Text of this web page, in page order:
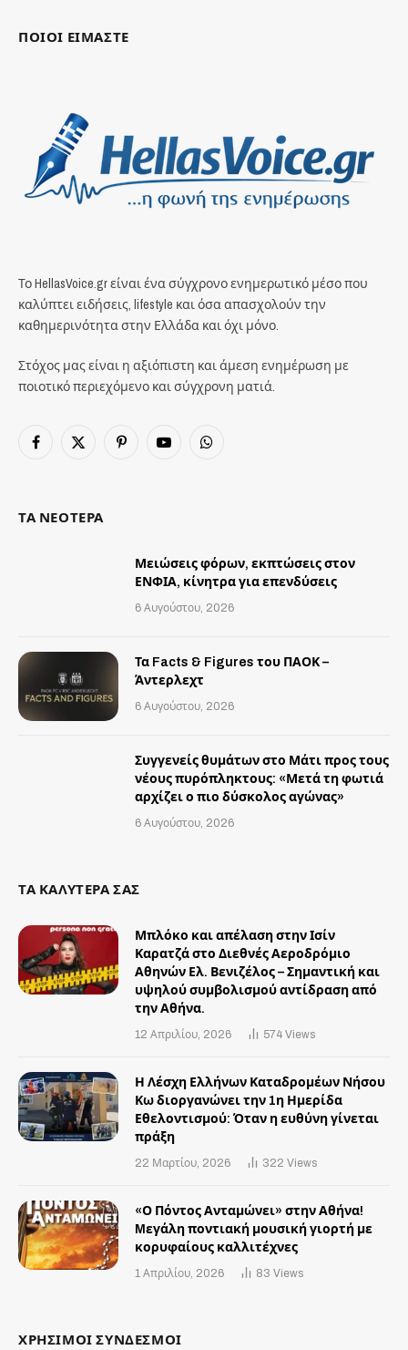
ΠΟΙΟΙ ΕΙΜΑΣΤΕ
Το HellasVoice.gr είναι ένα σύγχρονο ενημερωτικό μέσο που
καλύπτει ειδήσεις, lifestyle και όσα απασχολούν την
καθημερινότητα στην Ελλάδα και όχι μόνο.
Στόχος μας είναι η αξιόπιστη και άμεση ενημέρωση με
ποιοτικό περιεχόμενο και σύγχρονη ματιά.
Facebook
X
PinterestYouTubeWhatsApp
ΤΑ ΝΕΟΤΕΡΑ
Μειώσεις φόρων, εκπτώσεις στον
ΕΝΦΙΑ, κίνητρα για επενδύσεις
6 Αυγούστου, 2026
Τα Facts & Figures του ΠΑΟΚ –
Άντερλεχτ
6 Αυγούστου, 2026
Συγγενείς θυμάτων στο Μάτι προς τους
νέους πυρόπληκτους: «Μετά τη φωτιά
αρχίζει ο πιο δύσκολος αγώνας»
6 Αυγούστου, 2026
ΤΑ ΚΑΛΥΤΕΡΑ ΣΑΣ
Μπλόκο και απέλαση στην Ισίν
Καρατζά στο Διεθνές Αεροδρόμιο
Αθηνών Ελ. Βενιζέλος – Σημαντική και
υψηλού συμβολισμού αντίδραση από
την Αθήνα.
12 Απριλίου, 2026 574 Views
Η Λέσχη Ελλήνων Καταδρομέων Νήσου
Κω διοργανώνει την 1η Ημερίδα
Εθελοντισμού: Όταν η ευθύνη γίνεται
πράξη
22 Μαρτίου, 2026 322 Views
«Ο Πόντος Ανταμώνει» στην Αθήνα!
Mεγάλη ποντιακή μουσική γιορτή με
κορυφαίους καλλιτέχνες
1 Απριλίου, 2026 83 Views
ΧΡΗΣΙΜΟΙ ΣΥΝΔΕΣΜΟΙ